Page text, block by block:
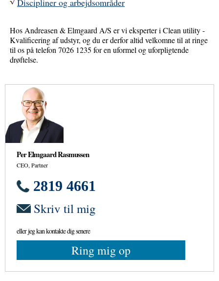
Discipliner og arbejdsområder
Hos Andreasen & Elmgaard A/S er vi eksperter i Clean utility -
Kvalificering af udstyr, og du er derfor altid velkomne til at ringe
til os på telefon 7026 1235 for en uformel og uforpligtende
drøftelse.
Per Elmgaard Rasmussen
CEO, Partner
2819 4661
Skriv til mig
eller jeg kan kontakte dig senere
Ring mig op